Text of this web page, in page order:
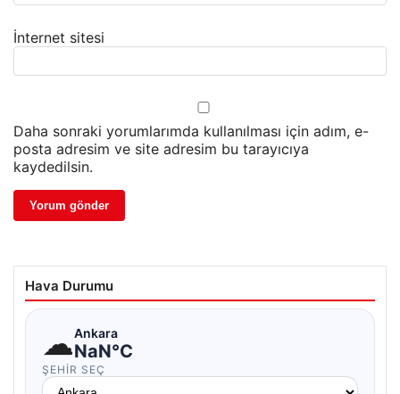
İnternet sitesi
Daha sonraki yorumlarımda kullanılması için adım, e-
posta adresim ve site adresim bu tarayıcıya
kaydedilsin.
Hava Durumu
☁Ankara
NaN°C
ŞEHIR SEÇ